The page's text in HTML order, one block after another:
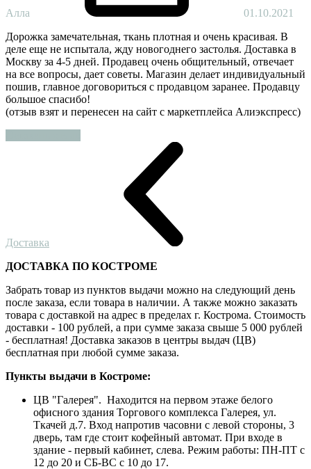
Алла
01.10.2021
Дорожка замечательная, ткань плотная и очень красивая. В
деле еще не испытала, жду новогоднего застолья. Доставка в
Москву за 4-5 дней. Продавец очень общительный, отвечает
на все вопросы, дает советы. Магазин делает индивидуальный
пошив, главное договориться с продавцом заранее. Продавцу
большое спасибо!
(отзыв взят и перенесен на сайт с маркетплейса Алиэкспресс)
Доставка
ДОСТАВКА ПО КОСТРОМЕ
Забрать товар из пунктов выдачи можно на следующий день
после заказа, если товара в наличии. А также можно заказать
товара с доставкой на адрес в пределах г. Кострома. Стоимость
доставки - 100 рублей, а при сумме заказа свыше 5 000 рублей
- бесплатная! Доставка заказов в центры выдач (ЦВ)
бесплатная при любой сумме заказа.
Пункты выдачи в Костроме:
ЦВ "Галерея". Находится на первом этаже белого
офисного здания Торгового комплекса Галерея, ул.
Ткачей д.7. Вход напротив часовни с левой стороны, 3
дверь, там где стоит кофейный автомат. При входе в
здание - первый кабинет, слева. Режим работы: ПН-ПТ с
12 до 20 и СБ-ВС с 10 до 17.